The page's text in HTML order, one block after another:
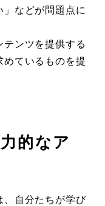
」などが問題点に
テンツを提供する
めているものを提
的なア
、自分たちが学び